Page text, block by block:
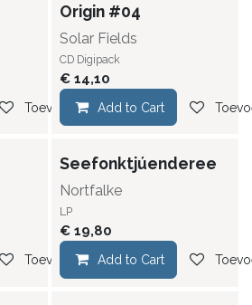
Toevoegen aan verlanglijst
Origin #04
Solar Fields
CD Digipack
€ 14,10
Add to Cart
Toevoegen aan verlanglijst
Seefonktjúenderee
Nortfalke
LP
€ 19,80
Add to Cart